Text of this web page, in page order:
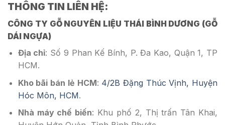
THÔNG TIN LIÊN HỆ:
CÔNG TY GỖ NGUYÊN LIỆU THÁI BÌNH DƯƠNG (GỖ
DÁI NGỰA)
Địa chỉ: Số 9 Phan Kế Bính, P. Đa Kao, Quận 1, TP
HCM.
Kho bãi bán lẻ HCM: 4/2B Đặng Thúc Vịnh, Huyện
Hóc Môn, HCM.
Nhà máy chế biến: Khu phố 2, Thị trấn Tân Khai,